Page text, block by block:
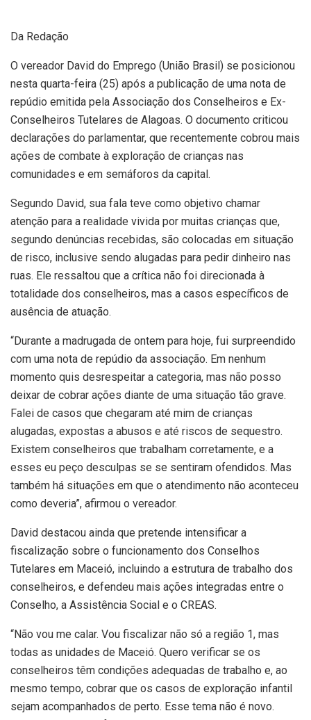
Da Redação
O vereador David do Emprego (União Brasil) se posicionou
nesta quarta-feira (25) após a publicação de uma nota de
repúdio emitida pela Associação dos Conselheiros e Ex-
Conselheiros Tutelares de Alagoas. O documento criticou
declarações do parlamentar, que recentemente cobrou mais
ações de combate à exploração de crianças nas
comunidades e em semáforos da capital.
Segundo David, sua fala teve como objetivo chamar
atenção para a realidade vivida por muitas crianças que,
segundo denúncias recebidas, são colocadas em situação
de risco, inclusive sendo alugadas para pedir dinheiro nas
ruas. Ele ressaltou que a crítica não foi direcionada à
totalidade dos conselheiros, mas a casos específicos de
ausência de atuação.
“Durante a madrugada de ontem para hoje, fui surpreendido
com uma nota de repúdio da associação. Em nenhum
momento quis desrespeitar a categoria, mas não posso
deixar de cobrar ações diante de uma situação tão grave.
Falei de casos que chegaram até mim de crianças
alugadas, expostas a abusos e até riscos de sequestro.
Existem conselheiros que trabalham corretamente, e a
esses eu peço desculpas se se sentiram ofendidos. Mas
também há situações em que o atendimento não aconteceu
como deveria”, afirmou o vereador.
David destacou ainda que pretende intensificar a
fiscalização sobre o funcionamento dos Conselhos
Tutelares em Maceió, incluindo a estrutura de trabalho dos
conselheiros, e defendeu mais ações integradas entre o
Conselho, a Assistência Social e o CREAS.
“Não vou me calar. Vou fiscalizar não só a região 1, mas
todas as unidades de Maceió. Quero verificar se os
conselheiros têm condições adequadas de trabalho e, ao
mesmo tempo, cobrar que os casos de exploração infantil
sejam acompanhados de perto. Esse tema não é novo.